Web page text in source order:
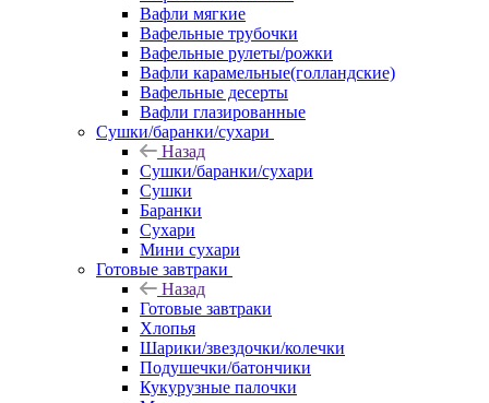
Вафли мягкие
Вафельные трубочки
Вафельные рулеты/рожки
Вафли карамельные(голландские)
Вафельные десерты
Вафли глазированные
Сушки/баранки/сухари
Назад
Сушки/баранки/сухари
Сушки
Баранки
Сухари
Мини сухари
Готовые завтраки
Назад
Готовые завтраки
Хлопья
Шарики/звездочки/колечки
Подушечки/батончики
Кукурузные палочки